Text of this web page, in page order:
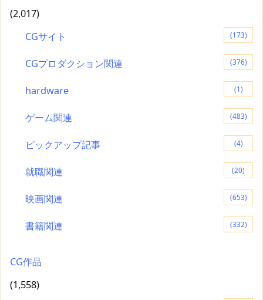
(2,017)
CGサイト
(173)
CGプロダクション関連 (376)
hardware (1)
ゲーム関連 (483)
ピックアップ記事 (4)
就職関連 (20)
映画関連 (653)
書籍関連 (332)
CG作品
(1,558)